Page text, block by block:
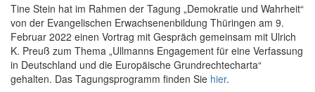
Tine Stein hat im Rahmen der Tagung „Demokratie und Wahrheit“
von der Evangelischen Erwachsenenbildung Thüringen am 9.
Februar 2022 einen Vortrag mit Gespräch gemeinsam mit Ulrich
K. Preuß zum Thema „Ullmanns Engagement für eine Verfassung
in Deutschland und die Europäische Grundrechtecharta“
gehalten. Das Tagungsprogramm finden Sie hier.